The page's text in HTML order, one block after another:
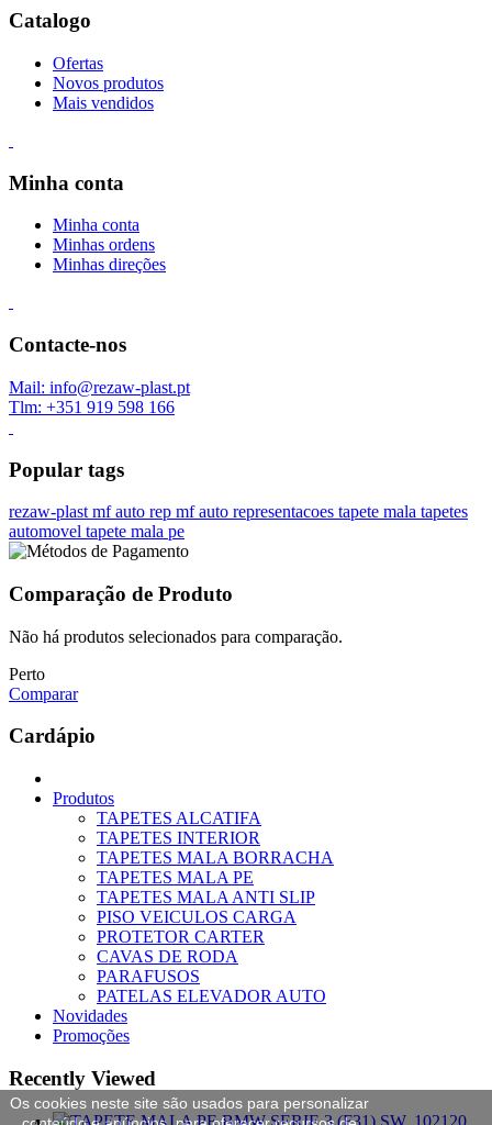
Os cookies neste site são usados para personalizar
Catalogo
Ofertas
Novos produtos
Mais vendidos
Minha conta
Minha conta
Minhas ordens
Minhas direções
Contacte-nos
Mail: info@rezaw-plast.pt
Tlm: +351 919 598 166
Popular tags
rezaw-plast mf auto rep mf auto representacoes tapete mala tapetes
automovel tapete mala pe
Comparação de Produto
Não há produtos selecionados para comparação.
Perto
Comparar
Cardápio
Produtos
TAPETES ALCATIFA
TAPETES INTERIOR
TAPETES MALA BORRACHA
TAPETES MALA PE
TAPETES MALA ANTI SLIP
PISO VEICULOS CARGA
PROTETOR CARTER
CAVAS DE RODA
PARAFUSOS
PATELAS ELEVADOR AUTO
Novidades
Promoções
Recently Viewed